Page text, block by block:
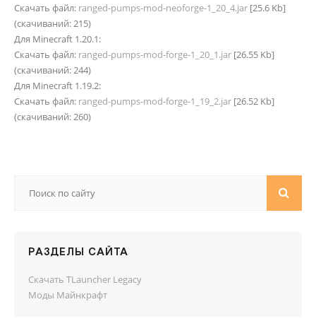
Скачать файл: ranged-pumps-mod-neoforge-1_20_4.jar
(cкачиваний: 215)
Для Minecraft 1.20.1:
Скачать файл: ranged-pumps-mod-forge-1_20_1.jar
(cкачиваний: 244)
Для Minecraft 1.19.2:
Скачать файл: ranged-pumps-mod-forge-1_19_2.jar
(cкачиваний: 260)
РАЗДЕЛЫ САЙТА
Скачать TLauncher Legacy
Моды Майнкрафт